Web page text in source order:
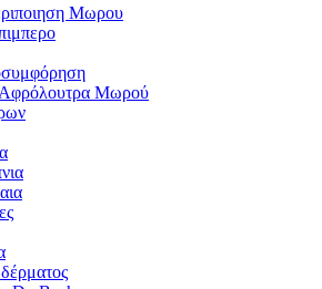
Μωρου
Μωρού